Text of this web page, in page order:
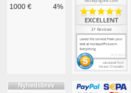
1000 €
4%
Nyhedsbrev